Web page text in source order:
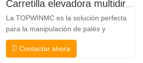
Carretilla elevadora multidireccional de carrocería ancha de 3,5 a 5 toneladas
La TOPWINMC es la solución perfecta
para la manipulación de palés y
mercancías largas. Una auténtica
carretilla elevadora dos en uno que
Contactar ahora